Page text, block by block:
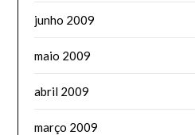
junho 2009
maio 2009
abril 2009
março 2009